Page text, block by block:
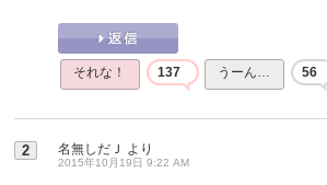
それな！ 137 うーん… 56
2 名無しだＪ より
2015年10月19日 9:22 AM